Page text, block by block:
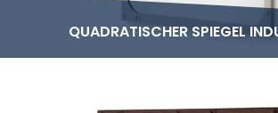
QUADRATISCHER SPIEGEL